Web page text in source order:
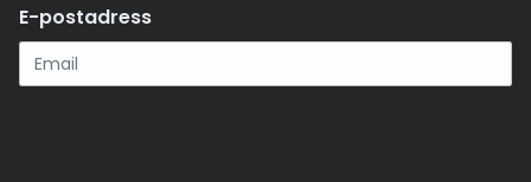
E-postadress